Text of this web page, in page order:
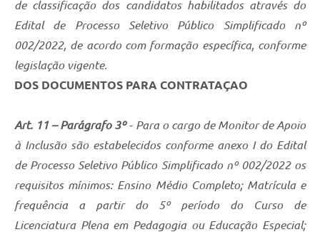
Regularização de bairros
Carta de Serviços
Legislação
Transparência
SIC
de classificação dos candidatos habilitados através do
Edital de Processo Seletivo Público Simplificado nº
002/2022, de acordo com formação específica, conforme
legislação vigente.
DOS DOCUMENTOS PARA CONTRATAÇAO
Art. 11 – Parágrafo 3º- Para o cargo de Monitor de Apoio
à Inclusão são estabelecidos conforme anexo I do Edital
de Processo Seletivo Público Simplificado nº 002/2022 os
requisitos mínimos: Ensino Médio Completo; Matrícula e
frequência a partir do 5º período do Curso de
Licenciatura Plena em Pedagogia ou Educação Especial;